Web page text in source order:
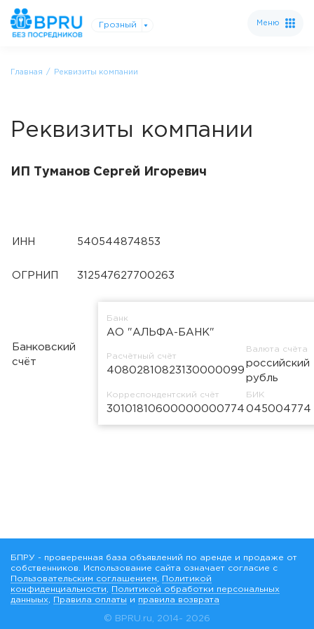
Грозный Меню
Главная Реквизиты компании
Реквизиты компании
ИП Туманов Сергей Игоревич
ИНН 540544874853
ОГРНИП 312547627700263
Банковский
счёт
Банк
АО "АЛЬФА-БАНК"
Расчётный счёт
40802810823130000099
Валюта счёта
российский
рубль
Корреспондентский счёт
30101810600000000774
БИК
045004774
© BPRU.ru, 2014- 2026
БПРУ - проверенная база объявлений по аренде и продаже от
собственников. Использование сайта означает согласие с
Пользовательским соглашением
Политикой
конфиденциальности
Политикой обработки персональных
данныых
Правила оплаты и правила возврата